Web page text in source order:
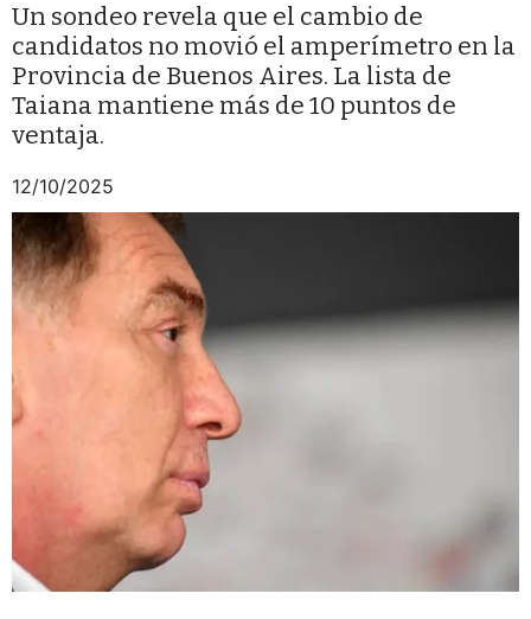
Un sondeo revela que el cambio de
candidatos no movió el amperímetro en la
Provincia de Buenos Aires. La lista de
Taiana mantiene más de 10 puntos de
ventaja.
12/10/2025